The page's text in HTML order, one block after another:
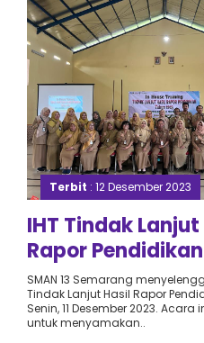
Terbit : 12 Desember 2023
IHT Tindak
Rapor Pendidikan
SMAN 13 Semarang
Tindak Lanjut Hasil Rapor
Senin, 11 Desember 2023. Acara
untuk menyamakan..